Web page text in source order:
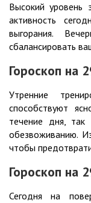
Высокий уровень
активность
выгорания.
сбалансировать
Гороскоп на
Утренние
способствуют
течение дня,
обезвоживанию.
чтобы
Гороскоп на
Сегодня на